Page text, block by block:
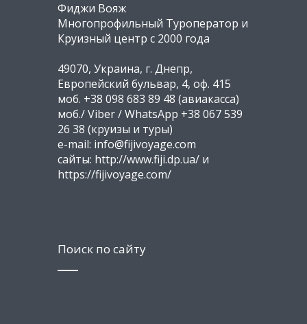
Фиджи Вояж
Многопрофильный Туроператор и
Круизный центр с 2000 года
49070, Украина, г. Днепр,
Европейский бульвар, 4, оф. 415
моб. +38 098 683 89 48 (авиакасса)
моб./ Viber / WhatsApp +38 067 539
26 38 (круизы и туры)
e-mail: info@fijivoyage.com
сайты: http://www.fiji.dp.ua/ и
https://fijivoyage.com/
Поиск по сайту